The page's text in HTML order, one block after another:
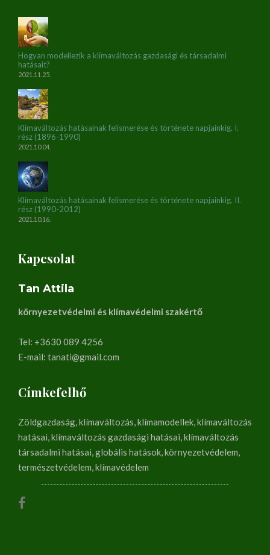
Hogyan modellezik a klímaváltozás gazdasági és társadalmi
hatásait?
2021.11.25.
Klímaváltozás hatásainak felismerése és története napjainkig. I.
rész (1896-1990)
2021.10.04.
Klímaváltozás hatásainak felismerése és története napjainkig. II.
rész (1990-2012)
2021.10.16.
Kapcsolat
Tan Attila
környezetvédelmi és klímavédelmi szakértő
Tel: +3630 089 4256
E-mail: tanati@gmail.com
Címkefelhő
Zöldgazdaság, klímaváltozás, klímamodellek, klímaváltozás
hatásai, klímaváltozás gazdasági hatásai, klímaváltozás
társadalmi hatásai, globális hatások, környezetvédelem,
természetvédelem, klímavédelem